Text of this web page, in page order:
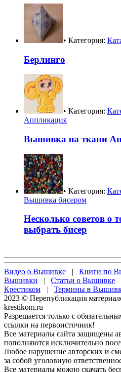
• Категория:
Берлинго
• Категория:
Аппликация
Вышивка на ткани
• Категория:
Вышивка бисером
Несколько советов о
выбрать бисер
Видео о Вышивке | Книги по
Вышивки | Статьи о Вышивке
Крестиком | Термины в
2023 © Перепубликация
krestikom.ru
Разрешается только с
ссылки на первоисточник!
Все материалы сайта защищены
пополняются исключительно
Любое нарушение авторских и
за собой уголовную
Все материалы можно скачать